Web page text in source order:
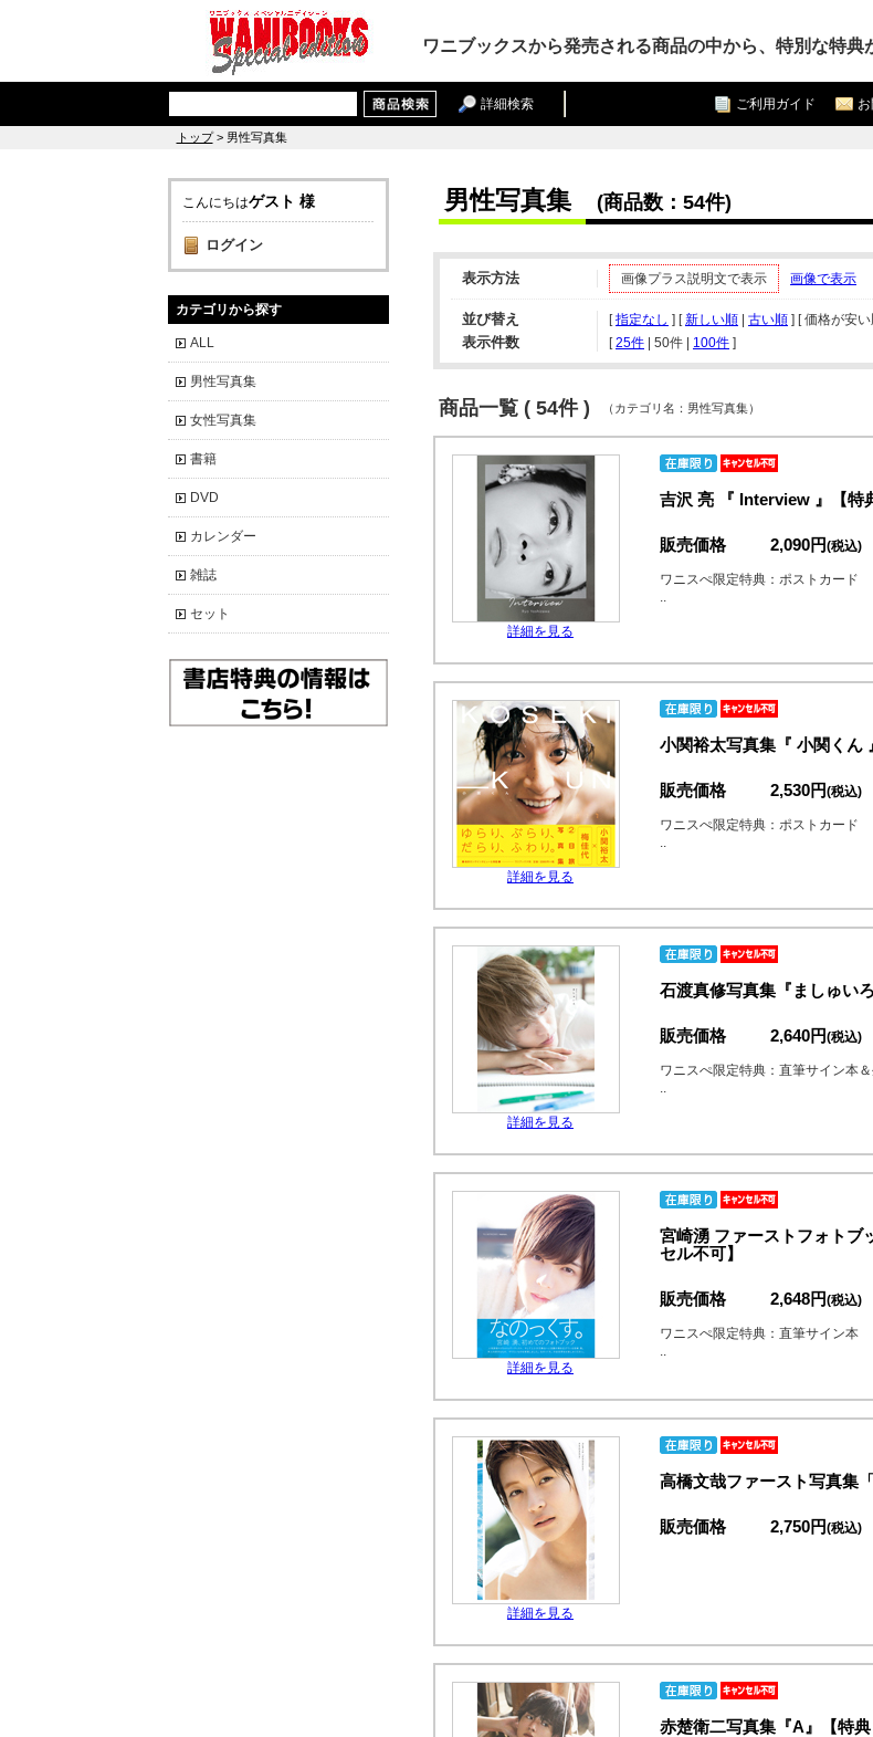
ワニブックスから発売される商品の中から、特別な特典
詳細検索 ご利用ガイド
トップ> 男性写真集
こんにちはゲスト 様
ログイン
カテゴリから探す
ALL
男性写真集
女性写真集
書籍
DVD
カレンダー
雑誌
セット
男性写真集 (商品数：54件)
表示方法 画像プラス説明文で表示 画像で表示
並び替え [指定なし ] [新しい順 古い順 ] [ 価格が安い
表示件数 [ 25件 50件 100件 ]
商品一覧 ( 54件 ) （カテゴリ名：男性写真集）
詳細を見る
吉沢 亮 『 Interview 』【特
販売価格 2,090円(税込)
ワニスぺ限定特典：ポストカード
..
詳細を見る
小関裕太写真集『 小関くん
販売価格 2,530円(税込)
ワニスぺ限定特典：ポストカード
..
詳細を見る
石渡真修写真集『ましゅい
販売価格 2,640円(税込)
ワニスぺ限定特典：直筆サイン本
..
詳細を見る
宮崎湧 ファーストフォトブ
セル不可】
販売価格 2,648円(税込)
ワニスぺ限定特典：直筆サイン本
..
詳細を見る
高橋文哉ファースト写真集
販売価格 2,750円(税込)
赤楚衛二写真集『A』【特